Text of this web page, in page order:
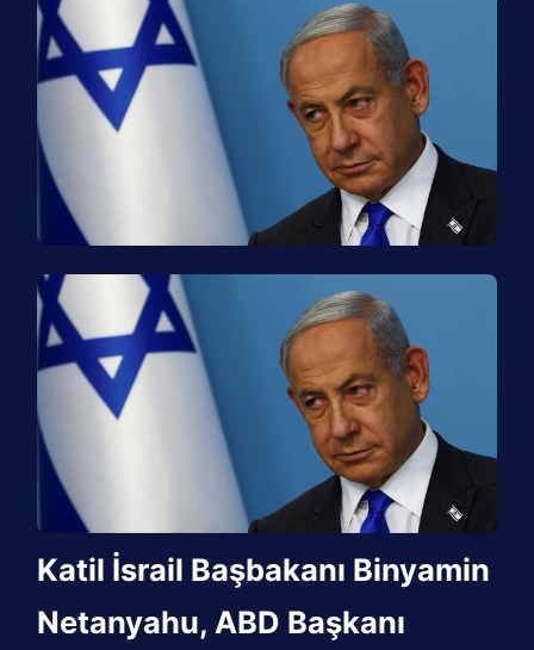
Katil İsrail Başbakanı Binyamin
Netanyahu, ABD Başkanı